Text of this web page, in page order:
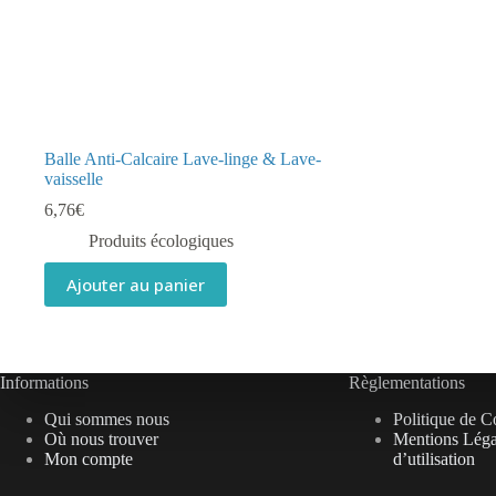
Balle Anti-Calcaire Lave-linge & Lave-
vaisselle
6,76€
Produits écologiques
Ajouter au panier
Informations
Qui sommes nous
Où nous trouver
Mon compte
Règlementations
Politique de
Mentions
d’utilisation